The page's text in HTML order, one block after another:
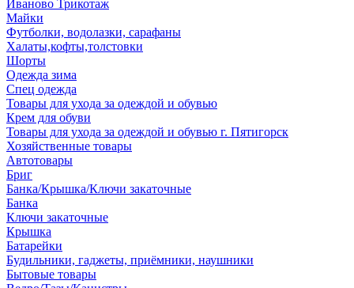
Иваново Трикотаж
Майки
Футболки, водолазки, сарафаны
Халаты,кофты,толстовки
Шорты
Одежда зима
Спец одежда
Товары для ухода за одеждой и обувью
Крем для обуви
Товары для ухода за одеждой и обувью г. Пятигорск
Хозяйственные товары
Автотовары
Бриг
Банка/Крышка/Ключи закаточные
Банка
Ключи закаточные
Крышка
Батарейки
Будильники, гаджеты, приёмники, наушники
Бытовые товары